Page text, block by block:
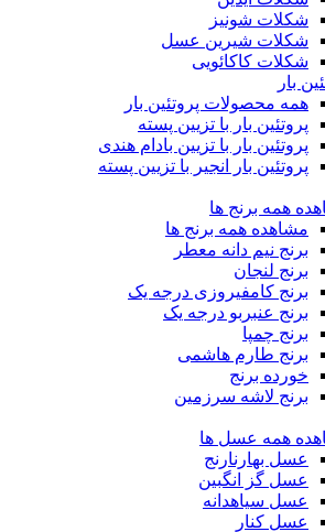
شکلات شونیز
شکلات شیرین عسل
شکلات کاکائویی
بار
همه محصولات پروتئین بار
پروتئین بار با تزیین پسته
پروتئین بار با تزیین بادام هندی
پروتئین بار انجیر با تزیین پسته
همه برنج ها
مشاهده همه برنج ها
برنج نیم دانه معطر
برنج لنجان
برنج کامفیروزی درجه یک
برنج عنبربو درجه یک
برنج چمپا
برنج طارم هاشمی
خورده برنج
برنج لاشه سرزمین
همه عسل ها
عسل بهارنارنج
عسل گز انگبین
عسل سیاهدانه
عسل کنار